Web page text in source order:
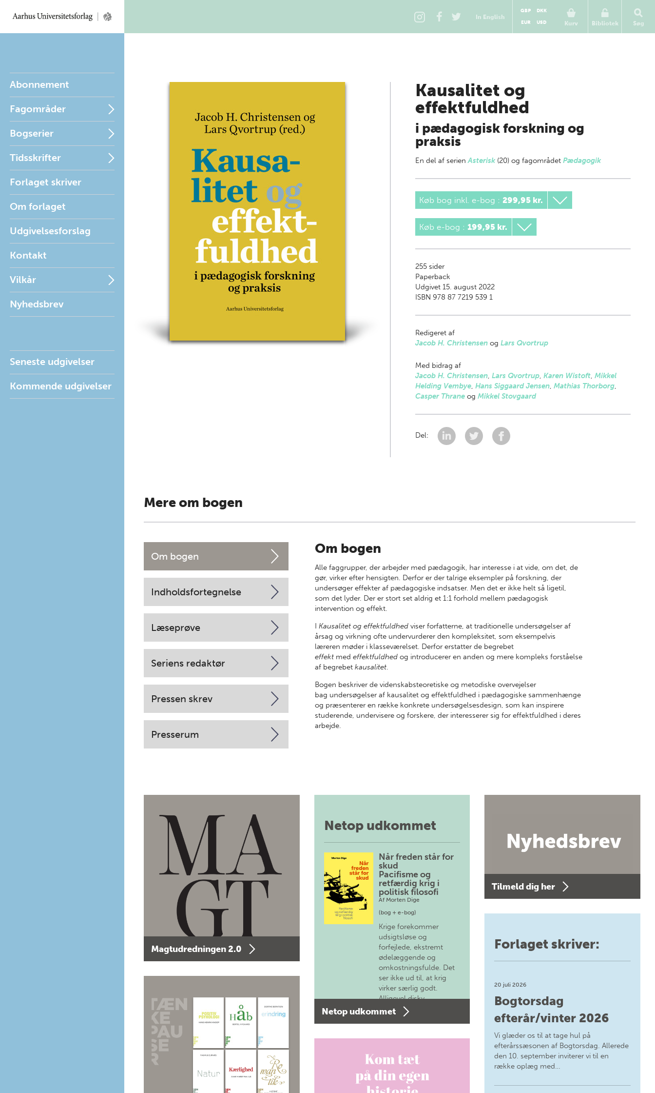
In English
Kurv
GBP
DKK
EUR
USD Bibliotek Søg
Abonnement
Fagområder
Bogserier
Tidsskrifter
Forlaget skriver
Om forlaget
Udgivelsesforslag
Kontakt
Vilkår
Nyhedsbrev
Seneste udgivelser
Kommende udgivelser
Kausalitet og
effektfuldhed
i pædagogisk forskning og
praksis
En del af serienAsterisk (20) og fagområdet Pædagogik
Køb bog inkl. e-bog : 299,95 kr.
Køb e-bog : 199,95 kr.
255sider
Paperback
Udgivet 15. august 2022
ISBN 978 87 7219 539 1
Redigeret af
Jacob H. Christensenog Lars Qvortrup
Med bidrag af
Jacob H. Christensen, Lars Qvortrup, Karen Wistoft, Mikkel
Helding Vembye, Hans Siggaard Jensen, Mathias Thorborg,
Casper Thraneog Mikkel Stovgaard
Del:
Mere om bogen
Om bogen
Indholdsfortegnelse
Læseprøve
Seriens redaktør
Pressen skrev
Presserum
Om bogen
Alle faggrupper, der arbejder med pædagogik, har interesse i at vide, om det, de
gør, virker efter hensigten. Derfor er der talrige eksempler på forskning, der
undersøger effekter af pædagogiske indsatser. Men det er ikke helt så ligetil,
som det lyder. Der er stort set aldrig et 1:1 forhold mellem pædagogisk
intervention og effekt.
IKausalitet og effektfuldhedviser forfatterne, at traditionelle undersøgelser af
årsag og virkning ofte undervurderer den kompleksitet, som eksempelvis
læreren møder i klasseværelset. Derfor erstatter de begrebet
effekt medeffektfuldhedog introducerer en anden og mere kompleks forståelse
af begrebetkausalitet.
Bogen beskriver de videnskabsteoretiske og metodiske overvejelser
bag undersøgelser af kausalitet og effektfuldhed i pædagogiske sammenhænge
og præsenterer en række konkrete undersøgelsesdesign, som kan inspirere
studerende, undervisere og forskere, der interesserer sig for effektfuldhed i deres
arbejde.
Magtudredningen 2.0
Netop udkommet
Når freden står for
skud
Pacifisme og
retfærdig krig i
politisk filosofi
Af Morten Dige
(bog + e-bog)
Krige forekommer
udsigtsløse og
forfejlede, ekstremt
ødelæggende og
omkostningsfulde. Det
ser ikke ud til, at krig
virker særlig godt.
Alligevel diskv…
Netop udkommet
Tilmeld dig her
Forlaget skriver:
20 juli 2026
Bogtorsdag
efterår/vinter 2026
Vi glæder os til at tage hul på
efterårssæsonen af Bogtorsdag. Allerede
den 10. september inviterer vi til en
række oplæg med…